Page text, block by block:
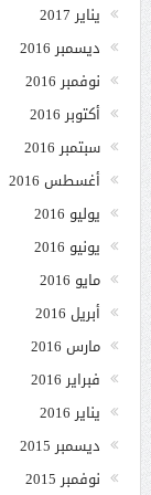
يناير 2017
ديسمبر 2016
نوفمبر 2016
أكتوبر 2016
سبتمبر 2016
أغسطس 2016
يوليو 2016
يونيو 2016
مايو 2016
أبريل 2016
مارس 2016
فبراير 2016
يناير 2016
ديسمبر 2015
نوفمبر 2015